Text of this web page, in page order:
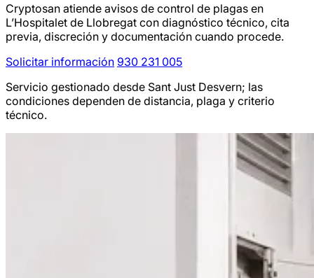
Cryptosan atiende avisos de control de plagas en
L’Hospitalet de Llobregat con diagnóstico técnico, cita
previa, discreción y documentación cuando procede.
Solicitar información 930 231 005
Servicio gestionado desde Sant Just Desvern; las
condiciones dependen de distancia, plaga y criterio
técnico.